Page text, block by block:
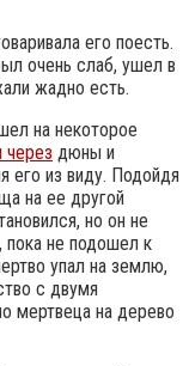
его поесть.
очень слаб, ушел в
жадно есть.
на некоторое
через дюны и
его из виду. Подойдя
на ее другой
но он не
пока не подошел к
упал на землю,
с двумя
мертвеца на дерево